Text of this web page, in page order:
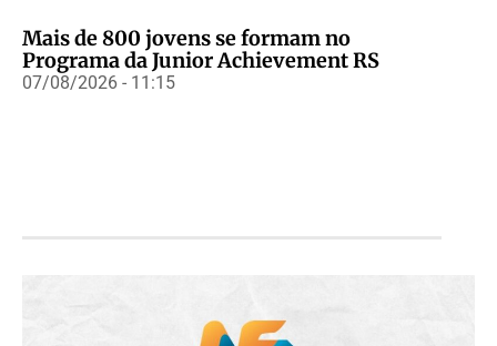
Mais de 800 jovens se formam no
Programa da Junior Achievement RS
07/08/2026 - 11:15